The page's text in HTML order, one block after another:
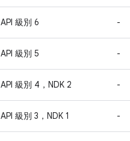
API 級別 6 -
API 級別 5 -
API 級別 4，NDK 2 -
API 級別 3，NDK 1 -